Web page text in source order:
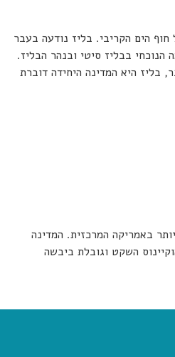
הים הקריבי. בליז נודעה בעבר
הנוכחי בבליז סיטי ובנהר הבליז.
בליז היא המדינה היחידה דוברת
באמריקה המרכזית. המדינה
השקט וגובלת ביבשה